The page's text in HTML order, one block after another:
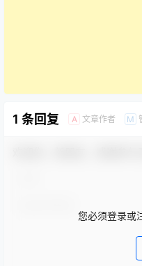
1 条回复 A 文章作者 M
您必须登录或